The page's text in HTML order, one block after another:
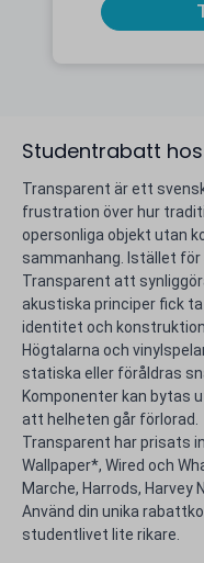
Studentrabatt
Transparent är ett
frustration över hur
opersonliga objekt utan
sammanhang. Istället
Transparent att
akustiska principer fick
identitet och
Högtalarna och
statiska eller föråldras
Komponenter kan bytas
att helheten går förlorad.
Transparent har prisats
Wallpaper*, Wired och
Marche, Harrods, Harvey
Använd din unika
studentlivet lite rikare.